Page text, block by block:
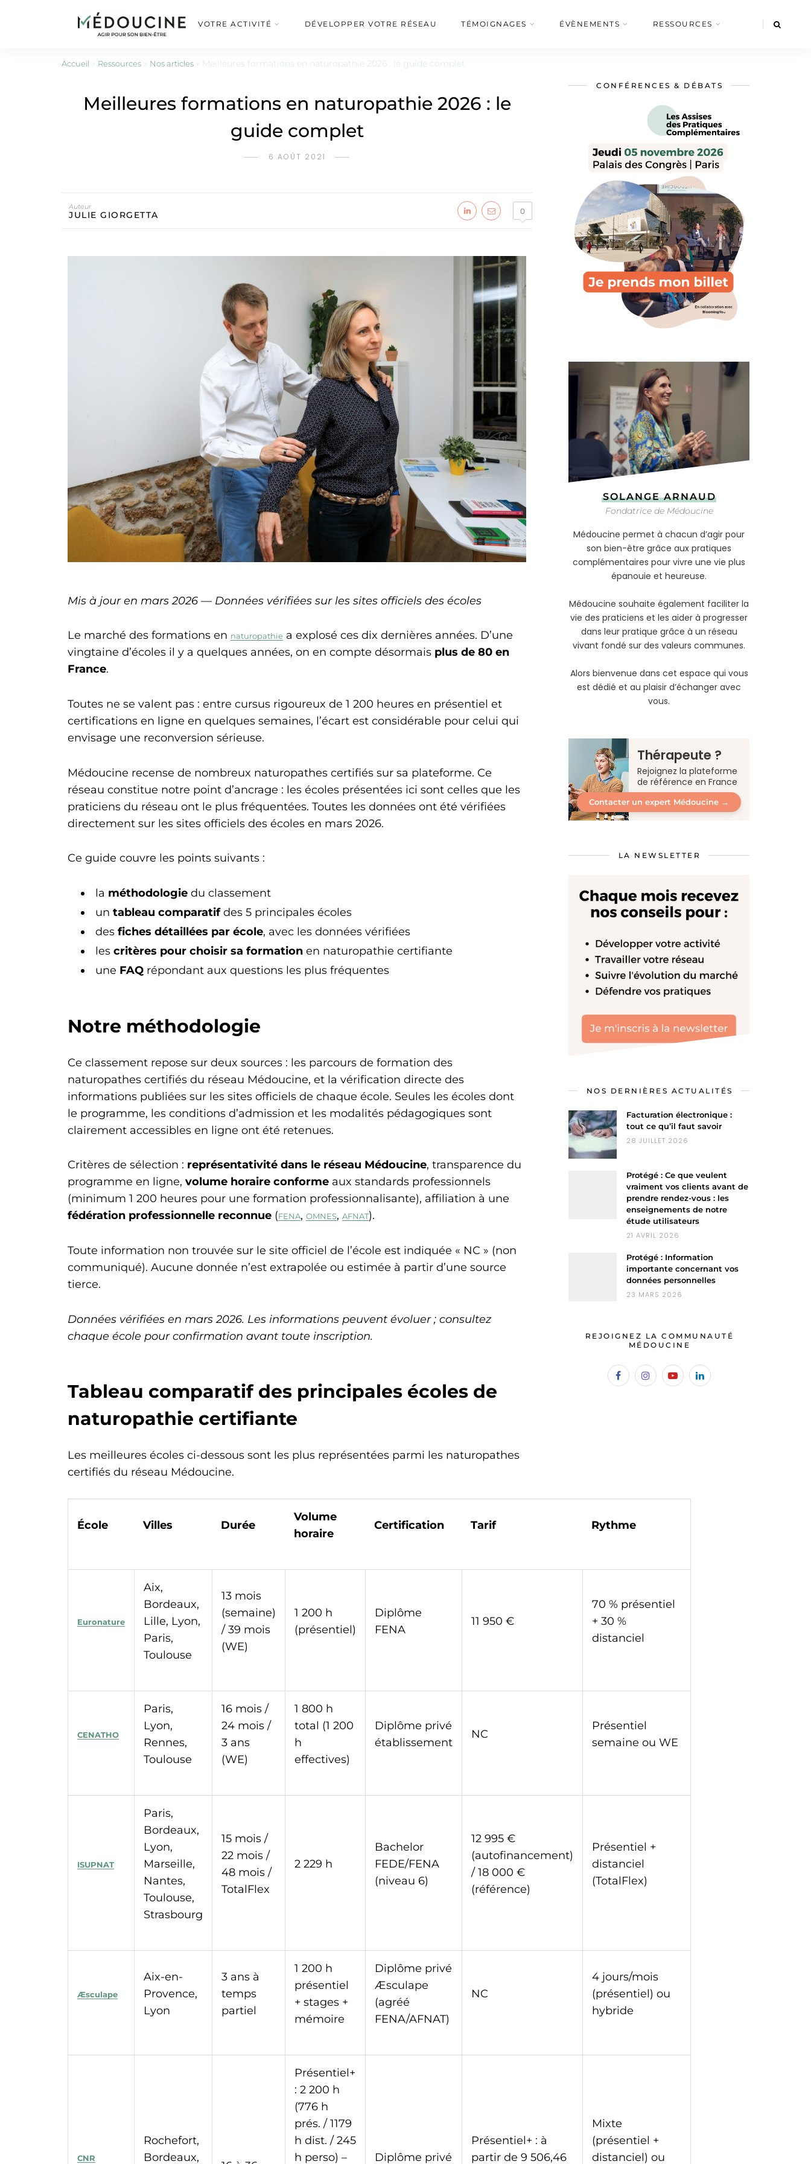
VOTRE ACTIVITÉ DÉVELOPPER VOTRE RÉSEAU TÉMOIGNAGES ÉVÈNEMENTS RESSOURCES
Accueil » Ressources » Nos articles » Meilleures formations en naturopathie 2026 : le guide complet
Meilleures formations en naturopathie 2026 : le
guide complet
6 AOÛT 2021
Auteur
JULIE GIORGETTA 0
Mis à jour en mars 2026 — Données vérifiées sur les sites officiels des écoles
Le marché des formations en naturopathie a explosé ces dix dernières années. D’une
vingtaine d’écoles il y a quelques années, on en compte désormais plus de 80 en
France.
Toutes ne se valent pas : entre cursus rigoureux de 1 200 heures en présentiel et
certifications en ligne en quelques semaines, l’écart est considérable pour celui qui
envisage une reconversion sérieuse.
Médoucine recense de nombreux naturopathes certifiés sur sa plateforme. Ce
réseau constitue notre point d’ancrage : les écoles présentées ici sont celles que les
praticiens du réseau ont le plus fréquentées. Toutes les données ont été vérifiées
directement sur les sites officiels des écoles en mars 2026.
Ce guide couvre les points suivants :
la méthodologie du classement
un tableau comparatifdes 5 principales écoles
des fiches détaillées par école, avec les données vérifiées
les critères pour choisir sa formation en naturopathie certifiante
une FAQ répondant aux questions les plus fréquentes
Notre méthodologie
Ce classement repose sur deux sources : les parcours de formation des
naturopathes certifiés du réseau Médoucine, et la vérification directe des
informations publiées sur les sites officiels de chaque école. Seules les écoles dont
le programme, les conditions d’admission et les modalités pédagogiques sont
clairement accessibles en ligne ont été retenues.
Critères de sélection : représentativité dans le réseau Médoucine, transparence du
programme en ligne, volume horaire conforme aux standards professionnels
(minimum 1 200 heures pour une formation professionnalisante), affiliation à une
fédération professionnelle reconnue (FENA, OMNES, AFNAT).
Toute information non trouvée sur le site officiel de l’école est indiquée « NC » (non
communiqué). Aucune donnée n’est extrapolée ou estimée à partir d’une source
tierce.
Données vérifiées en mars 2026. Les informations peuvent évoluer ; consultez
chaque école pour confirmation avant toute inscription.
Tableau comparatif des principales écoles de
naturopathie certifiante
Les meilleures écoles ci-dessous sont les plus représentées parmi les naturopathes
certifiés du réseau Médoucine.
École Villes Durée
Volume
horaire
Certification Tarif Rythme
Euronature
Aix,
Bordeaux,
Lille, Lyon,
Paris,
Toulouse
13 mois
(semaine)
/ 39 mois
(WE)
1 200 h
(présentiel)
Diplôme
FENA
11 950 €
70 % présentiel
+ 30 %
distanciel
CENATHO
Paris,
Lyon,
Rennes,
Toulouse
16 mois /
24 mois /
3 ans
(WE)
1 800 h
total (1 200
h
effectives)
Diplôme privé
établissement
NC
Présentiel
semaine ou WE
ISUPNAT
Paris,
Bordeaux,
Lyon,
Marseille,
Nantes,
Toulouse,
Strasbourg
15 mois /
22 mois /
48 mois /
TotalFlex
2 229 h
Bachelor
FEDE/FENA
(niveau 6)
12 995 €
(autofinancement)
/ 18 000 €
(référence)
Présentiel +
distanciel
(TotalFlex)
Æsculape
Aix-en-
Provence,
Lyon
3 ans à
temps
partiel
1 200 h
présentiel
+ stages +
mémoire
Diplôme privé
Æsculape
(agréé
FENA/AFNAT)
NC
4 jours/mois
(présentiel) ou
hybride
CNR
Rochefort,
Bordeaux,
Présentiel+
: 2 200 h
(776 h
prés. / 1179
h dist. / 245
h perso) –
Diplôme privé
Présentiel+ : à
partir de 9 506,46
Mixte
(présentiel +
distanciel) ou
CONFÉRENCES & DÉBATS
SOLANGE ARNAUD
Fondatrice de Médoucine
Médoucine permet à chacun d’agir pour
son bien-être grâce aux pratiques
complémentaires pour vivre une vie plus
épanouie et heureuse.
Médoucine souhaite également faciliter la
vie des praticiens et les aider à progresser
dans leur pratique grâce à un réseau
vivant fondé sur des valeurs communes.
Alors bienvenue dans cet espace qui vous
est dédié et au plaisir d’échanger avec
vous.
Thérapeute ?
Rejoignez la plateforme
de référence en France
Contacter un expert Médoucine →
LA NEWSLETTER
NOS DERNIÈRES ACTUALITÉS
Facturation électronique :
tout ce qu’il faut savoir
28 JUILLET 2026
Protégé : Ce que veulent
vraiment vos clients avant de
prendre rendez-vous : les
enseignements de notre
étude utilisateurs
21 AVRIL 2026
Protégé : Information
importante concernant vos
données personnelles
23 MARS 2026
REJOIGNEZ LA COMMUNAUTÉ
MÉDOUCINE